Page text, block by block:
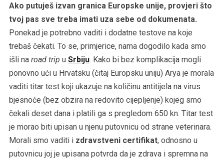
Ako putuješ izvan granica Europske unije, provjeri što
tvoj pas sve treba imati uza sebe od dokumenata.
Ponekad je potrebno vaditi i dodatne testove na koje
trebaš čekati. To se, primjerice, nama dogodilo kada smo
išli na road trip u Srbiju. Kako bi bez komplikacija mogli
ponovno ući u Hrvatsku (čitaj Europsku uniju) Arya je morala
vaditi titar test koji ukazuje na količinu antitijela na virus
bjesnoće (bez obzira na redovito cijepljenje) kojeg smo
čekali deset dana i platili ga s pregledom 650 kn. Titar test
je morao biti upisan u njenu putovnicu od strane veterinara.
Morali smo vaditi i zdravstveni certifikat, odnosno u
putovnicu joj je upisana potvrda da je zdrava i spremna na